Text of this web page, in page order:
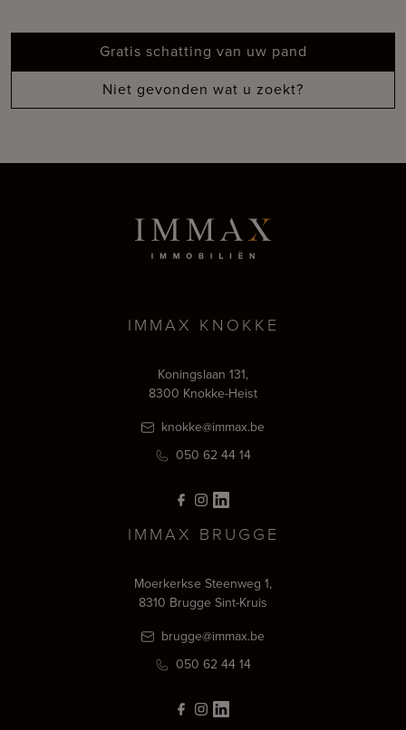
Gratis schatting van uw pand
Niet gevonden wat u zoekt?
IMMAX KNOKKE
Koningslaan 131,
8300 Knokke-Heist
knokke@immax.be
050 62 44 14
IMMAX BRUGGE
Moerkerkse Steenweg 1,
8310 Brugge Sint-Kruis
brugge@immax.be
050 62 44 14